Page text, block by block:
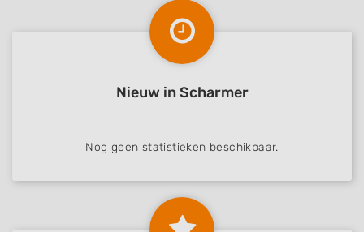
Nieuw in Scharmer
Nog geen statistieken beschikbaar.